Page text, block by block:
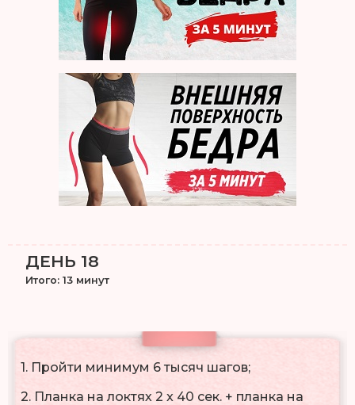
1. Пройти минимум 6 тысяч шагов;
2. Планка на локтях 2 x 40 сек. + планка на
ДЕНЬ 18
Итого: 13 минут